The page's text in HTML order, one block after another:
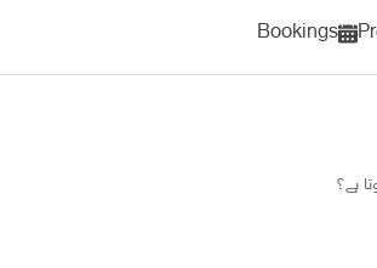
Bookings
ہے؟